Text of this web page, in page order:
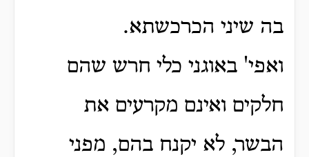
בה שיני הכרכשתא.
ואפי' באוגני כלי חרש שהם
חלקים ואינם מקרעים את
הבשר, לא יקנח בהם, מפני